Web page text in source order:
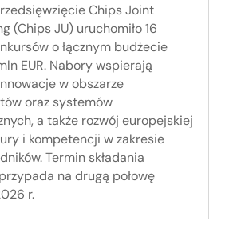
Chips Joint
(Chips JU) uruchomiło 16
o łącznym budżecie
EUR. Nabory wspierają
w obszarze
oraz systemów
a także rozwój europejskiej
i kompetencji w zakresie
Termin składania
na drugą połowę
r.